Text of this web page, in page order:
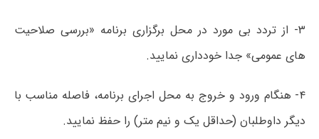
۳- از تردد بی مورد در محل برگزاری برنامه «بررسی صلاحیت
های عمومی» جدا خودداری نمایید.
۴- هنگام ورود و خروج به محل اجرای برنامه، فاصله مناسب با
دیگر داوطلبان (حداقل یک و نیم متر) را حفظ نمایید.